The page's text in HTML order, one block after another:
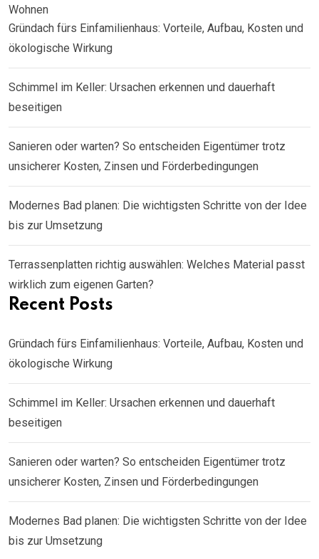
Wohnen
Gründach fürs Einfamilienhaus: Vorteile, Aufbau, Kosten und
ökologische Wirkung
Schimmel im Keller: Ursachen erkennen und dauerhaft
beseitigen
Sanieren oder warten? So entscheiden Eigentümer trotz
unsicherer Kosten, Zinsen und Förderbedingungen
Modernes Bad planen: Die wichtigsten Schritte von der Idee
bis zur Umsetzung
Terrassenplatten richtig auswählen: Welches Material passt
wirklich zum eigenen Garten?
Recent Posts
Gründach fürs Einfamilienhaus: Vorteile, Aufbau, Kosten und
ökologische Wirkung
Schimmel im Keller: Ursachen erkennen und dauerhaft
beseitigen
Sanieren oder warten? So entscheiden Eigentümer trotz
unsicherer Kosten, Zinsen und Förderbedingungen
Modernes Bad planen: Die wichtigsten Schritte von der Idee
bis zur Umsetzung